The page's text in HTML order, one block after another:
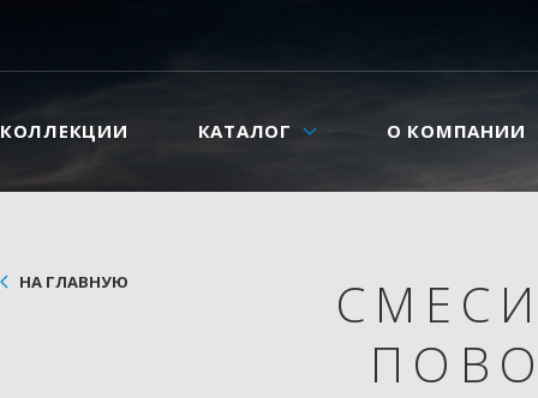
КОЛЛЕКЦИИ КАТАЛОГ О КОМПАНИИ
НА ГЛАВНУЮ